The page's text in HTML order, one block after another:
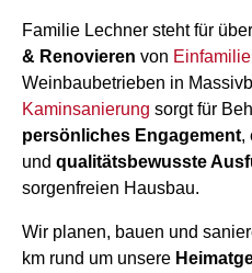
Familie Lechner steht für über
& Renovieren von
Weinbaubetrieben in
Kaminsanierung sorgt für
persönliches Engagement,
und qualitätsbewusste
sorgenfreien Hausbau.
Wir planen, bauen und
km rund um unsere